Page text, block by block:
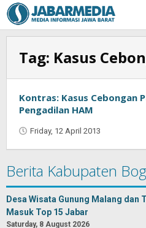
Skip
to
content
Tag: Kasus
Kontras: Kasus Cebongan
Pengadilan HAM
Friday, 12 April 2013
Berita Kabupaten
Desa Wisata Gunung Malang dan
Masuk Top 15 Jabar
Saturday, 8 August 2026